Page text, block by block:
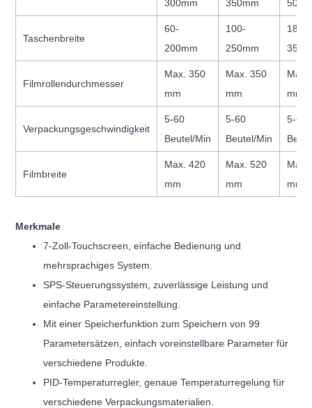
300mm 350mm
Taschenbreite
60-
200mm
100-
250mm
180-
Filmrollendurchmesser
Max. 350
mm
Max. 350
mm
Max.
mm
Verpackungsgeschwindigkeit
5-60
Beutel/Min
5-60
Beutel/Min
5-60
Filmbreite
Max. 420
mm
Max. 520
mm
Max.
mm
Merkmale
7-Zoll-Touchscreen, einfache Bedienung und
mehrsprachiges System.
SPS-Steuerungssystem, zuverlässige Leistung und
einfache Parametereinstellung.
Mit einer Speicherfunktion zum Speichern von 99
Parametersätzen, einfach voreinstellbare Parameter für
verschiedene Produkte.
PID-Temperaturregler, genaue Temperaturregelung für
verschiedene Verpackungsmaterialien.